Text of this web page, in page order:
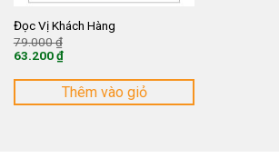
Đọc Vị Khách Hàng
79.000₫
79.000 ₫.
63.200₫
hiện
là:
Thêm vào giỏ